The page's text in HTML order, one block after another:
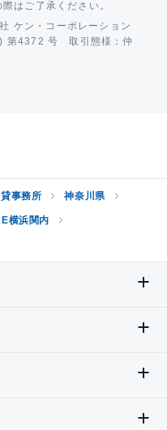
はご了承ください。
ケン・コーポレーション
第4372 号 取引態様：仲
事務所 神奈川県
横浜関内